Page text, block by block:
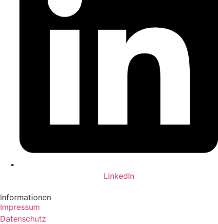
LinkedIn
Informationen
Impressum
Datenschutz